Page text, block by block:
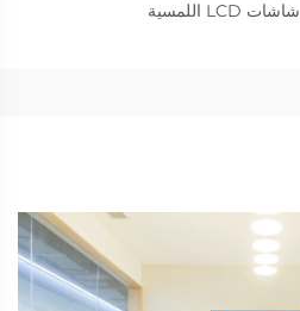
شاشات LCD اللمسية